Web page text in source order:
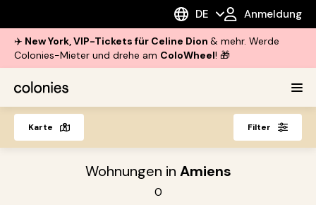
DE Anmeldung
✈️ New York, VIP-Tickets für Celine Dion & mehr. Werde
Colonies-Mieter und drehe am ColoWheel! 🎁
Karte Filter
Wohnungen in Amiens
0